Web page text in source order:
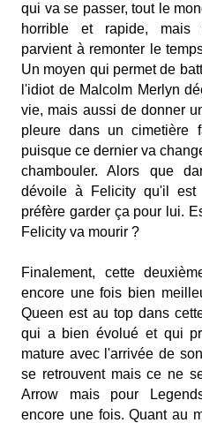
qui va se passer, tout le
horrible et rapide, mais
parvient à remonter le
Un moyen qui permet de
l'idiot de Malcolm Merlyn
vie, mais aussi de donner
pleure dans un cimetière
puisque ce dernier va
chambouler. Alors que
dévoile à Felicity qu'il est
préfère garder ça pour lui.
Felicity va mourir ?
Finalement, cette
encore une fois bien
Queen est au top dans
qui a bien évolué et qui
mature avec l'arrivée de
se retrouvent mais ce ne
Arrow mais pour
encore une fois. Quant au